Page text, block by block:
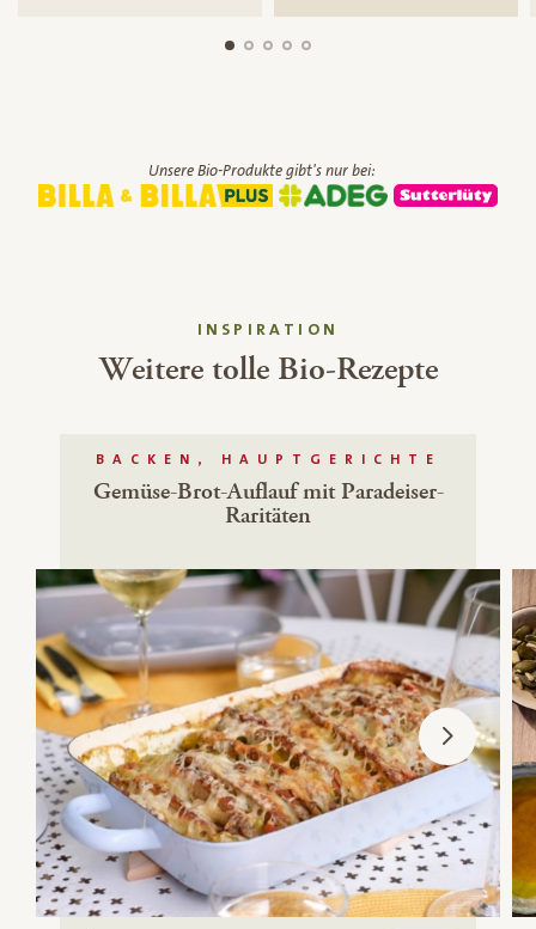
Unsere Bio-Produkte gibt's nur bei:
INSPIRATION
Weitere tolle Bio-Rezepte
BACKEN, HAUPTGERICHTE
Gemüse-Brot-Auflauf mit Paradeiser-
Raritäten